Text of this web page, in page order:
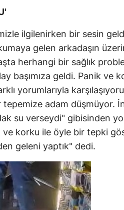
ilgilenirken bir sesin
gelen arkadaşın
herhangi bir sağlık
başımıza geldi. Panik ve
yorumlarıyla
adam düşmüyor.
su verseydi" gibisinden
ve korku ile öyle bir tepki
geleni yaptık" dedi.